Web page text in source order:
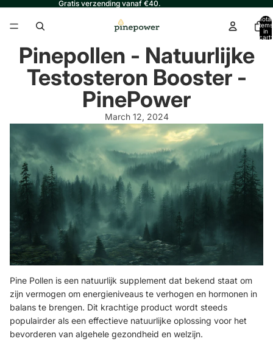
Gratis verzending vanaf €40.
Total
items
in
cart:
Pinepollen - Natuurlijke
Testosteron Booster -
PinePower
March 12, 2024
Pine Pollen is een natuurlijk supplement dat bekend staat om
zijn vermogen om energieniveaus te verhogen en hormonen in
balans te brengen. Dit krachtige product wordt steeds
populairder als een effectieve natuurlijke oplossing voor het
bevorderen van algehele gezondheid en welzijn.